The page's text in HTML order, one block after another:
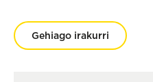
Gehiago irakurri